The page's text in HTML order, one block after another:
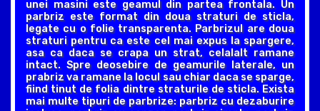
unei masini este geamul din partea frontala. Un
parbriz este format din doua straturi de sticla,
legate cu o folie transparenta. Parbrizul are doua
straturi pentru ca este cel mai expus la spargere,
asa ca daca se crapa un strat, celalalt ramane
intact. Spre deosebire de geamurile laterale, un
prabriz va ramane la locul sau chiar daca se sparge,
fiind tinut de folia dintre straturile de sticla. Exista
mai multe tipuri de parbrize: parbriz cu dezaburire